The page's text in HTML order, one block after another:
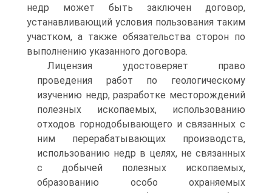
недр может быть заключен договор,
устанавливающий условия пользования таким
участком, а также обязательства сторон по
выполнению указанного договора.
Лицензия удостоверяет право
проведения работ по геологическому
изучению недр, разработке месторождений
полезных ископаемых, использованию
отходов горнодобывающего и связанных с
ним перерабатывающих производств,
использованию недр в целях, не связанных
с добычей полезных ископаемых,
образованию особо охраняемых